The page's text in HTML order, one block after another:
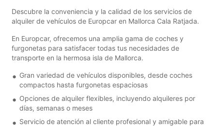
Descubre la conveniencia y la calidad de los servicios de
alquiler de vehículos de Europcar en Mallorca Cala Ratjada.
En Europcar, ofrecemos una amplia gama de coches y
furgonetas para satisfacer todas tus necesidades de
transporte en la hermosa isla de Mallorca.
Gran variedad de vehículos disponibles, desde coches
compactos hasta furgonetas espaciosas
Opciones de alquiler flexibles, incluyendo alquileres por
días, semanas o meses
Servicio de atención al cliente profesional y amigable para